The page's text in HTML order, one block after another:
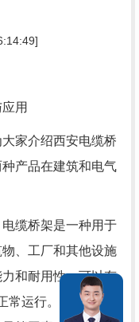
用
家介绍西安电缆桥
产品在建筑和电气
缆桥架是一种用于
、工厂和其他设施
和耐用性，可以有
运行。在选择电缆